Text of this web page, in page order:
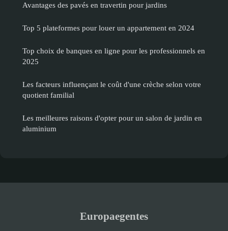
Avantages des pavés en travertin pour jardins
Top 5 plateformes pour louer un appartement en 2024
Top choix de banques en ligne pour les professionnels en
2025
Les facteurs influençant le coût d'une crèche selon votre
quotient familial
Les meilleures raisons d'opter pour un salon de jardin en
aluminium
Europaegentes